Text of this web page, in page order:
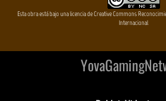
Esta obra está bajo una licencia de Creative Commons
Internacional